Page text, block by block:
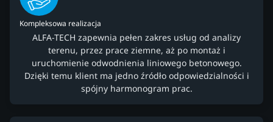
Kompleksowa realizacja
ALFA-TECH zapewnia pełen zakres usług od analizy
terenu, przez prace ziemne, aż po montaż i
uruchomienie odwodnienia liniowego betonowego.
Dzięki temu klient ma jedno źródło odpowiedzialności i
spójny harmonogram prac.